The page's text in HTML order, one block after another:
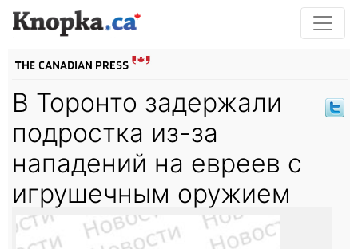
В Торонто задержали
подростка из-за
нападений на евреев с
игрушечным оружием